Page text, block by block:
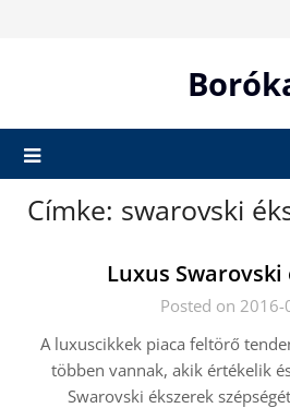
Címke: swarovski
Luxus Swarovski
Posted on 2016-
A luxuscikkek piaca feltörő
többen vannak, akik értékelik
Swarovski ékszerek